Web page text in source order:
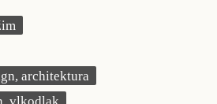
architektura